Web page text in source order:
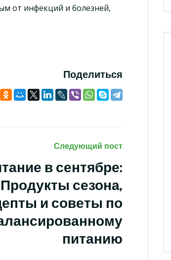
от инфекций и болезней,
Поделиться
Следующий пост
в сентябре:
Продукты сезона,
и советы по
питанию